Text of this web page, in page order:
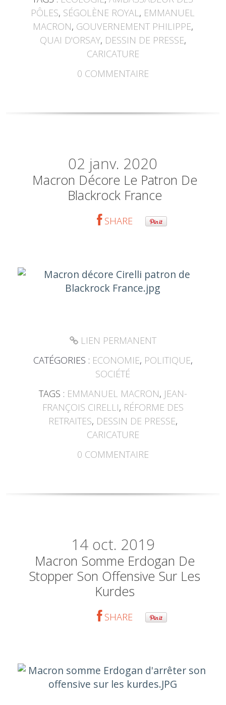
PÔLES, SÉGOLÈNE ROYAL, EMMANUEL
MACRON, GOUVERNEMENT PHILIPPE,
QUAI D'ORSAY, DESSIN DE PRESSE,
CARICATURE
0 COMMENTAIRE
02 janv. 2020
Macron Décore Le Patron De
Blackrock France
SHARE
LIEN PERMANENT
CATÉGORIES : ECONOMIE, POLITIQUE,
SOCIÉTÉ
TAGS : EMMANUEL MACRON, JEAN-
FRANÇOIS CIRELLI, RÉFORME DES
RETRAITES, DESSIN DE PRESSE,
CARICATURE
0 COMMENTAIRE
14 oct. 2019
Macron Somme Erdogan De
Stopper Son Offensive Sur Les
Kurdes
SHARE